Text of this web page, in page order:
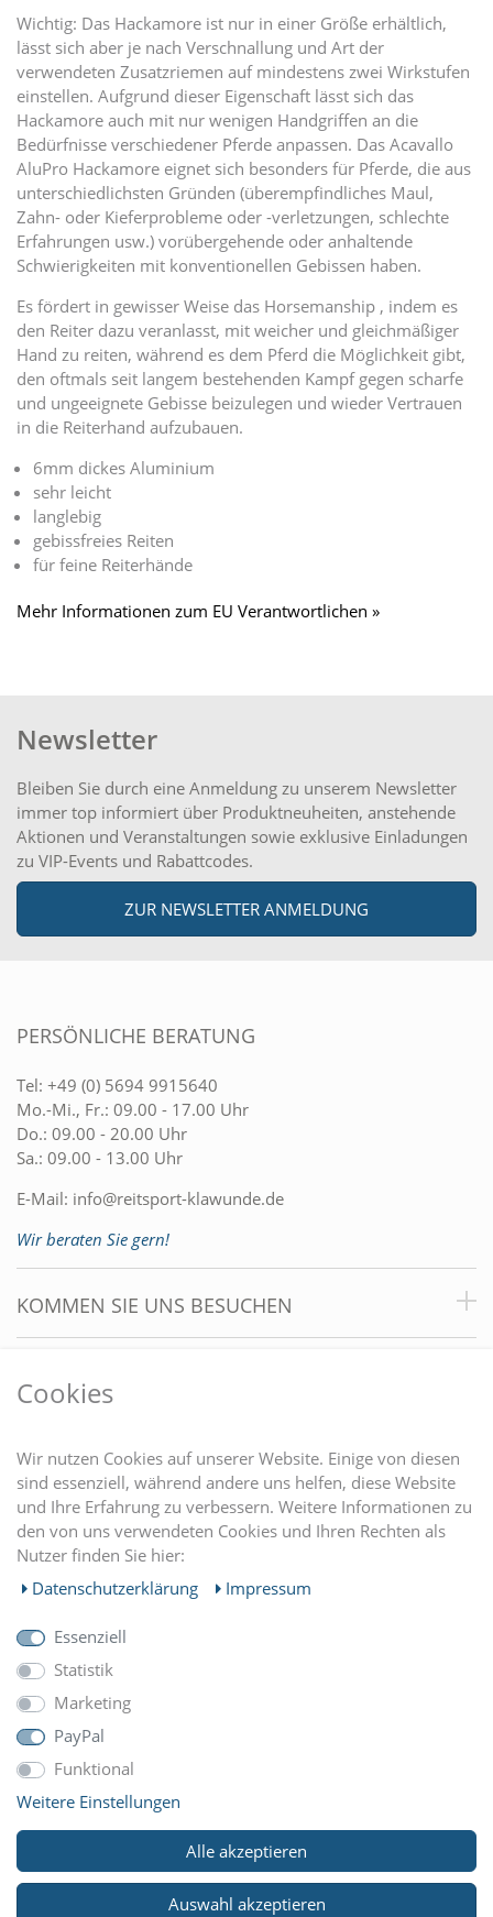
Wichtig: Das Hackamore ist nur in einer Größe erhältlich,
lässt sich aber je nach Verschnallung und Art der
verwendeten Zusatzriemen auf mindestens zwei Wirkstufen
einstellen. Aufgrund dieser Eigenschaft lässt sich das
Hackamore auch mit nur wenigen Handgriffen an die
Bedürfnisse verschiedener Pferde anpassen. Das Acavallo
AluPro Hackamore eignet sich besonders für Pferde, die aus
unterschiedlichsten Gründen (überempfindliches Maul,
Zahn- oder Kieferprobleme oder -verletzungen, schlechte
Erfahrungen usw.) vorübergehende oder anhaltende
Schwierigkeiten mit konventionellen Gebissen haben.
Es fördert in gewisser Weise das Horsemanship , indem es
den Reiter dazu veranlasst, mit weicher und gleichmäßiger
Hand zu reiten, während es dem Pferd die Möglichkeit gibt,
den oftmals seit langem bestehenden Kampf gegen scharfe
und ungeeignete Gebisse beizulegen und wieder Vertrauen
in die Reiterhand aufzubauen.
6mm dickes Aluminium
sehr leicht
langlebig
gebissfreies Reiten
für feine Reiterhände
Mehr Informationen zum EU Verantwortlichen »
Newsletter
Bleiben Sie durch eine Anmeldung zu unserem Newsletter
immer top informiert über Produktneuheiten, anstehende
Aktionen und Veranstaltungen sowie exklusive Einladungen
zu VIP-Events und Rabattcodes.
ZUR NEWSLETTER ANMELDUNG
PERSÖNLICHE BERATUNG
Tel: +49 (0) 5694 9915640
Mo.-Mi., Fr.: 09.00 - 17.00 Uhr
Do.: 09.00 - 20.00 Uhr
Sa.: 09.00 - 13.00 Uhr
E-Mail: info@reitsport-klawunde.de
Wir beraten Sie gern!
KOMMEN SIE UNS BESUCHEN
EINKAUFEN
MEIN KONTO
UNTERNEHMEN
ZAHLUNGARTEN
WIR VERSCHICKEN MIT
Cookies
Wir nutzen Cookies auf unserer Website. Einige von diesen
sind essenziell, während andere uns helfen, diese Website
und Ihre Erfahrung zu verbessern. Weitere Informationen zu
den von uns verwendeten Cookies und Ihren Rechten als
Nutzer finden Sie hier:
Daten­schutz­erklärung
Impressum
Essenziell
Statistik
Marketing
PayPal
Funktional
Weitere Einstellungen
Alle akzeptieren
Auswahl akzeptieren